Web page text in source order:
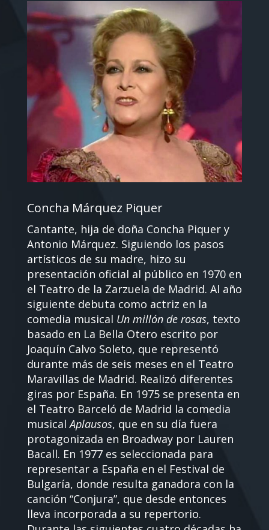
Concha Márquez Piquer
Cantante, hija de doña Concha Piquer y
Antonio Márquez. Siguiendo los pasos
artísticos de su madre, hizo su
presentación oficial al público en 1970 en
el Teatro de la Zarzuela de Madrid. Al año
siguiente debuta como actriz en la
comedia musical Un millón de rosas, texto
basado en La Bella Otero escrito por
Joaquín Calvo Soleto, que representó
durante más de seis meses en el Teatro
Maravillas de Madrid. Realizó diferentes
giras por España. En 1975 se presenta en
el Teatro Barceló de Madrid la comedia
musicalAplausos, que en su día fuera
protagonizada en Broadway por Lauren
Bacall. En 1977 es seleccionada para
representar a España en el Festival de
Bulgaría, donde resulta ganadora con la
canción “Conjura”, que desde entonces
lleva incorporada a su repertorio.